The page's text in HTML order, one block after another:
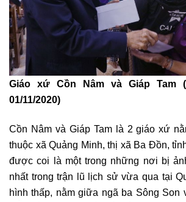
Giáo xứ Cồn Nâm và Giáp Tam
01/11/2020)
Cồn Nâm và Giáp Tam là 2 giáo xứ
thuộc xã Quảng Minh, thị xã Ba Đồn,
được coi là một trong những nơi bị
nhất trong trận lũ lịch sử vừa qua tại
hình thấp, nằm giữa ngã ba Sông Son